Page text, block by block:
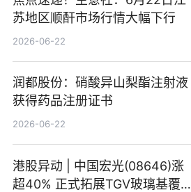
苏地区顺酐市场行情大幅下行
2026-06-22
润都股份：硝酸异山梨酯注射液
获得药品注册证书
2026-06-22
港股异动 | 中国宏光(08646)涨
超40% 正式拓展TGV玻璃基覆铜